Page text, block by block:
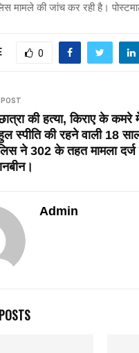
मामले की जांच कर रही है।
0
POST
की हत्या, किराए के कमरे
स्पीति की रहने वाली 18
ने 302 के तहत मामला
Admin